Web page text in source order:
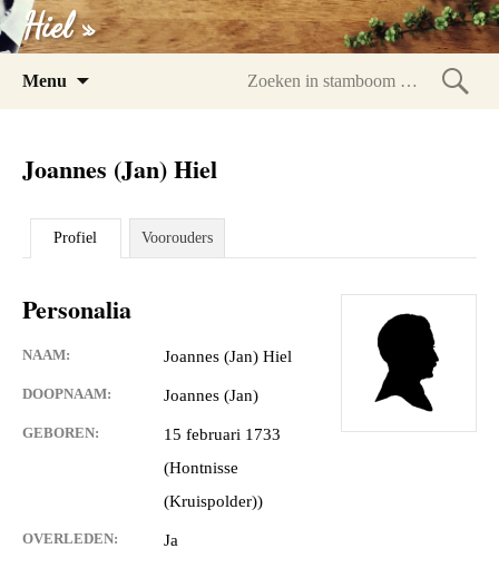
Hiel »
Menu
Joannes (Jan) Hiel
Profiel Voorouders
Personalia
NAAM: Joannes (Jan) Hiel
DOOPNAAM: Joannes (Jan)
GEBOREN:
15 februari 1733
(Hontnisse
(Kruispolder))
OVERLEDEN: Ja